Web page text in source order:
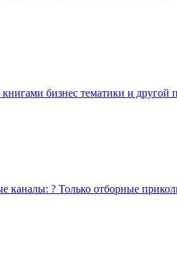
бизнес тематики и
каналы: ? Только отборные